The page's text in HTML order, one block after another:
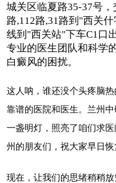
城关区临夏路35-37号
路,112路,31路到"西关
线到"西关站"下车C1口
专业的医生团队和科学
白癜风的困扰。
这人呐，谁还没个头疼脑
靠谱的医院和医生。兰州
一盏明灯，照亮了咱们求
州的朋友们，祝大家早日恢
现在，让我们的思绪稍稍